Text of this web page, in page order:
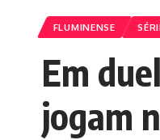
FLUMINENSE
Em
jogam